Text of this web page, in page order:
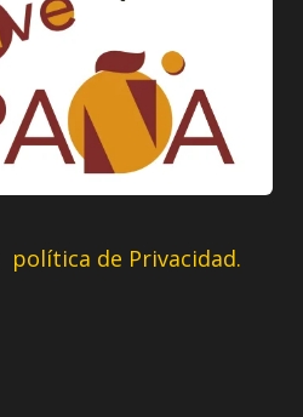
política de Privacidad.